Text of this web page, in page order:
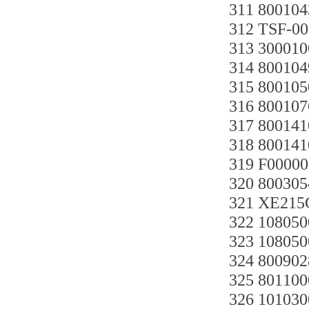
311
312 TSF-
313
314
315
316
317
318
319
320
321
322
323
324
325
326